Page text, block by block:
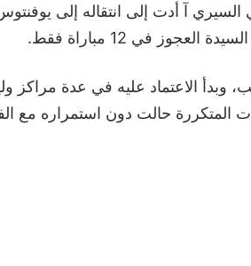
مع جنوى في السيري آ أدت إلى انتقاله إلى
اللاعب، وبدأ الاعتماد عليه في عدة
المتكررة حالت دون استمراره مع